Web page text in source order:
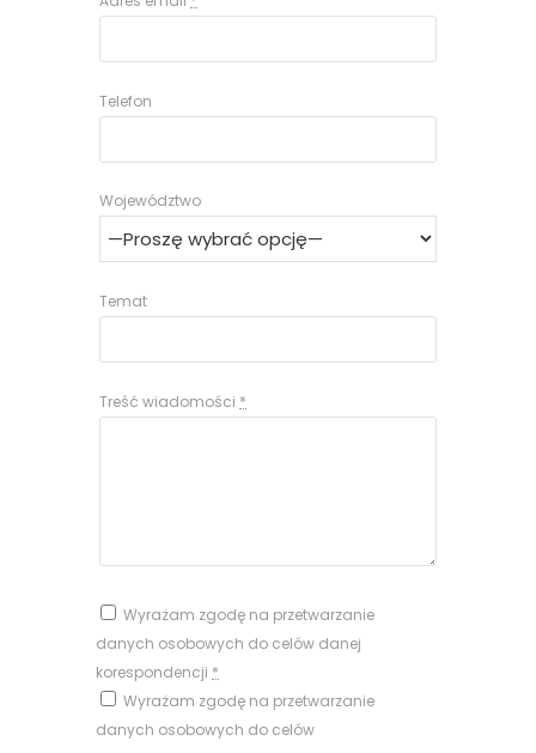
Telefon
Województwo
Temat
Treść wiadomości *
Wyrażam zgodę na przetwarzanie
danych osobowych do celów danej
korespondencji *
Wyrażam zgodę na przetwarzanie
danych osobowych do celów